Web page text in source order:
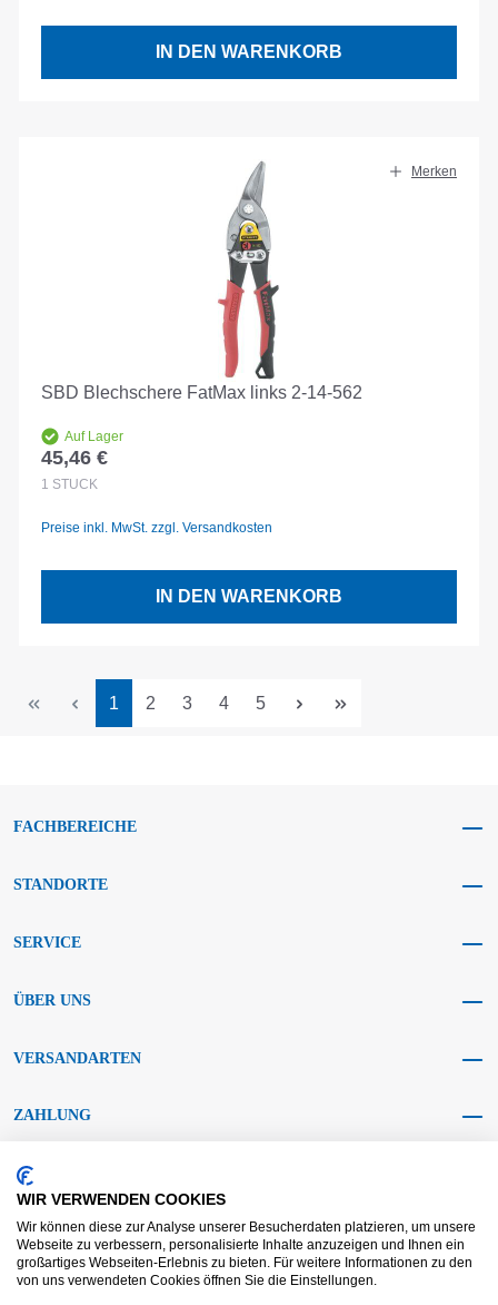
IN DEN WARENKORB
Merken
SBD Blechschere FatMax links 2-14-562
Auf Lager
Regulärer Preis:
45,46 €
1 STÜCK
Preise inkl. MwSt. zzgl. Versandkosten
IN DEN WARENKORB
Seite
1 Seite
2 Seite
3 Seite
4 Seite
5
FACHBEREICHE
STANDORTE
SERVICE
ÜBER UNS
VERSANDARTEN
ZAHLUNG
SOCIAL MEDIA
WIR VERWENDEN COOKIES
Wir können diese zur Analyse unserer Besucherdaten platzieren, um unsere
Webseite zu verbessern, personalisierte Inhalte anzuzeigen und Ihnen ein
großartiges Webseiten-Erlebnis zu bieten. Für weitere Informationen zu den
von uns verwendeten Cookies öffnen Sie die Einstellungen.